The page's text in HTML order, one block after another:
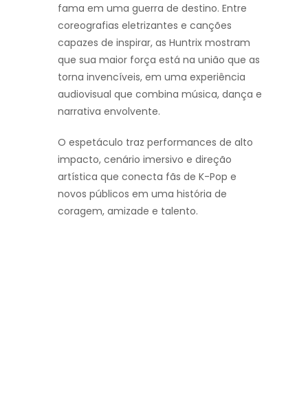
fama em uma guerra de destino. Entre
coreografias eletrizantes e canções
capazes de inspirar, as Huntrix mostram
que sua maior força está na união que as
torna invencíveis, em uma experiência
audiovisual que combina música, dança e
narrativa envolvente.
O espetáculo traz performances de alto
impacto, cenário imersivo e direção
artística que conecta fãs de K-Pop e
novos públicos em uma história de
coragem, amizade e talento.